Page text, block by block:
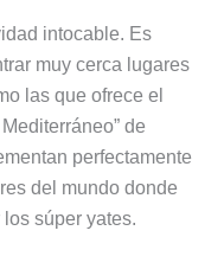
intocable. Es
muy cerca lugares
las que ofrece el
de
perfectamente
del mundo donde
súper yates.